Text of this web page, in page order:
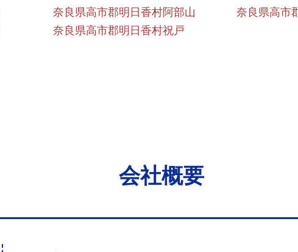
奈良県高市郡明日香村阿部山
奈良県高市
奈良県高市郡明日香村祝戸
会社概要